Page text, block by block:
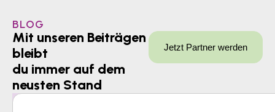
BLOG
Mit unseren Beiträgen
bleibt
du immer auf dem
neusten Stand
Jetzt Partner werden